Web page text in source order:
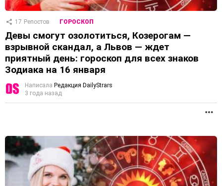
17 Репостов ГОРОСКОП
Девы смогут озолотиться, Козерогам —
взрывной скандал, а Львов — ждет
приятный день: гороскоп для всех знаков
Зодиака на 16 января
Написала Редакция DailyStrars
3 года назад